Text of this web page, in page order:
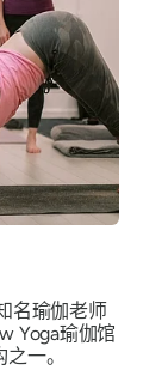
名瑜伽老师
Yoga瑜伽馆
一。